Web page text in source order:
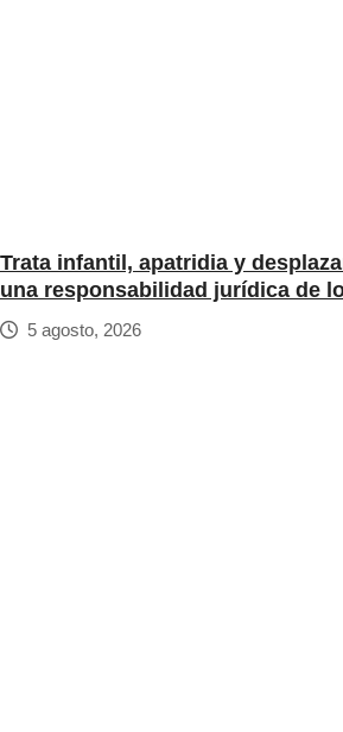
Trata infantil, apatridia y
una responsabilidad jurídica de
5 agosto, 2026